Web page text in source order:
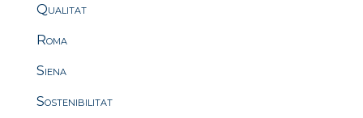
Qualitat
Roma
Siena
Sostenibilitat